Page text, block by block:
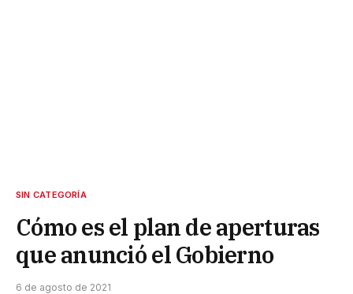
SIN CATEGORÍA
Cómo es el plan de aperturas
que anunció el Gobierno
6 de agosto de 2021